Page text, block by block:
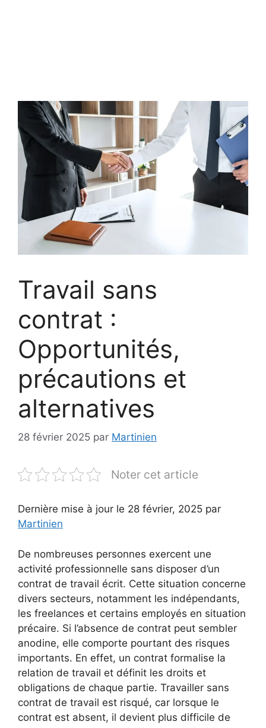
Travail sans
contrat :
Opportunités,
précautions et
alternatives
28 février 2025 par Martinien
Noter cet article
Dernière mise à jour le 28 février, 2025 par
Martinien
De nombreuses personnes exercent une
activité professionnelle sans disposer d’un
contrat de travail écrit. Cette situation concerne
divers secteurs, notamment les indépendants,
les freelances et certains employés en situation
précaire. Si l’absence de contrat peut sembler
anodine, elle comporte pourtant des risques
importants. En effet, un contrat formalise la
relation de travail et définit les droits et
obligations de chaque partie. Travailler sans
contrat de travail est risqué, car lorsque le
contrat est absent, il devient plus difficile de